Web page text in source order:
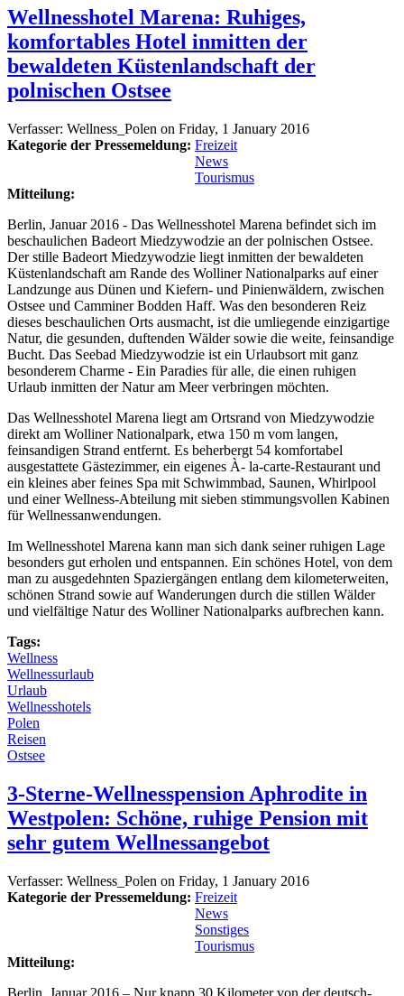
Wellnesshotel Marena: Ruhiges,
komfortables Hotel inmitten der
bewaldeten Küstenlandschaft der
polnischen Ostsee
Verfasser: Wellness_Polen on Friday, 1 January 2016
Kategorie der Pressemeldung: Freizeit
News
Tourismus
Mitteilung:
Berlin, Januar 2016 - Das Wellnesshotel Marena befindet sich im
beschaulichen Badeort Miedzywodzie an der polnischen Ostsee.
Der stille Badeort Miedzywodzie liegt inmitten der bewaldeten
Küstenlandschaft am Rande des Wolliner Nationalparks auf einer
Landzunge aus Dünen und Kiefern- und Pinienwäldern, zwischen
Ostsee und Camminer Bodden Haff. Was den besonderen Reiz
dieses beschaulichen Orts ausmacht, ist die umliegende einzigartige
Natur, die gesunden, duftenden Wälder sowie die weite, feinsandige
Bucht. Das Seebad Miedzywodzie ist ein Urlaubsort mit ganz
besonderem Charme - Ein Paradies für alle, die einen ruhigen
Urlaub inmitten der Natur am Meer verbringen möchten.
Das Wellnesshotel Marena liegt am Ortsrand von Miedzywodzie
direkt am Wolliner Nationalpark, etwa 150 m vom langen,
feinsandigen Strand entfernt. Es beherbergt 54 komfortabel
ausgestattete Gästezimmer, ein eigenes À- la-carte-Restaurant und
ein kleines aber feines Spa mit Schwimmbad, Saunen, Whirlpool
und einer Wellness-Abteilung mit sieben stimmungsvollen Kabinen
für Wellnessanwendungen.
Im Wellnesshotel Marena kann man sich dank seiner ruhigen Lage
besonders gut erholen und entspannen. Ein schönes Hotel, von dem
man zu ausgedehnten Spaziergängen entlang dem kilometerweiten,
schönen Strand sowie auf Wanderungen durch die stillen Wälder
und vielfältige Natur des Wolliner Nationalparks aufbrechen kann.
Tags:
Wellness
Wellnessurlaub
Urlaub
Wellnesshotels
Polen
Reisen
Ostsee
3-Sterne-Wellnesspension Aphrodite in
Westpolen: Schöne, ruhige Pension mit
sehr gutem Wellnessangebot
Verfasser: Wellness_Polen on Friday, 1 January 2016
Kategorie der Pressemeldung: Freizeit
News
Sonstiges
Tourismus
Mitteilung: